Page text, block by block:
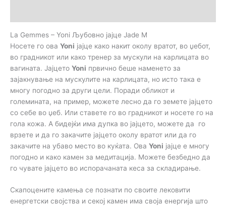
La Gemmes – Yoni Љубовно јајце Jade М
Носете го ова Yoni јајце како накит околу вратот, во џебот,
во градникот или како тренер за мускули на карлицата во
вагината. Јајцето Yoni првично беше наменето за
зајакнување на мускулите на карлицата, но исто така е
многу погодно за други цели. Поради обликот и
големината, на пример, можете лесно да го земете јајцето
со себе во џеб. Или ставете го во градникот и носете го на
гола кожа. А бидејќи има дупка во јајцето, можете да го
врзете и да го закачите јајцето околу вратот или да го
закачите на убаво место во куќата. Ова Yoni јајце е многу
погодно и како камен за медитација. Можете безбедно да
го чувате јајцето во испорачаната кеса за складирање.
Скапоцените камења се познати по своите лековити
енергетски својства и секој камен има своја енергија што